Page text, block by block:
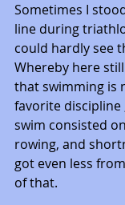
Sometimes I
line during
could hardly see
Whereby here
that swimming is
favorite discipline
swim consisted
rowing, and
got even less
of that.